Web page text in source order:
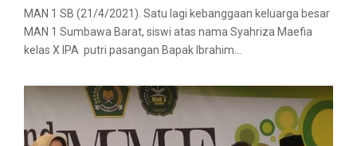
MAN 1 SB (21/4/2021). Satu lagi kebanggaan keluarga besar
MAN 1 Sumbawa Barat, siswi atas nama Syahriza Maefia
kelas X IPA putri pasangan Bapak Ibrahim...